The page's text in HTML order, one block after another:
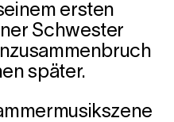
ersten
Schwester
später.